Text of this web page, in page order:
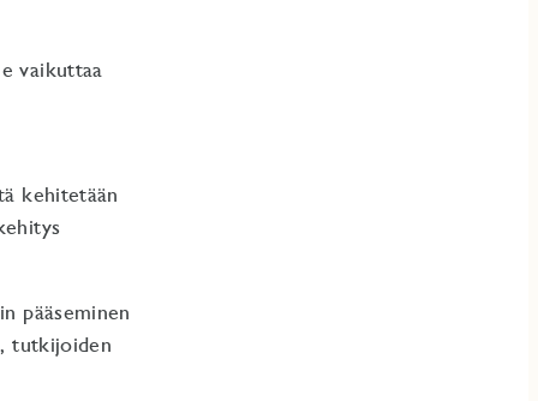
vaikuttaa
kehitetään
pääseminen
tutkijoiden